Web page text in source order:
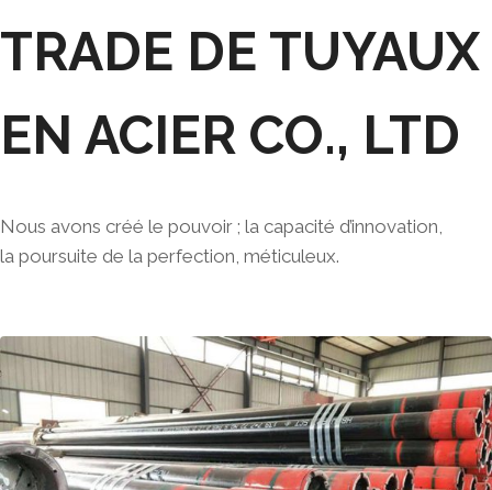
TRADE DE TUYAUX
EN ACIER CO., LTD
Nous avons créé le pouvoir ; la capacité d’innovation,
la poursuite de la perfection, méticuleux.